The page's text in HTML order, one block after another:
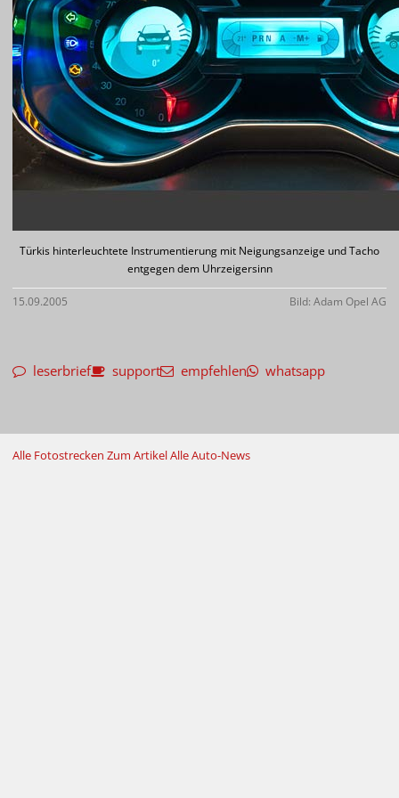
Türkis hinterleuchtete Instrumentierung mit Neigungsanzeige und Tacho
entgegen dem Uhrzeigersinn
15.09.2005 Bild: Adam Opel AG
leserbrief support empfehlen whatsapp
Alle Fotostrecken Zum ArtikelAlle Auto-News